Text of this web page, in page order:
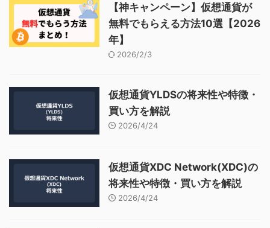
【神キャンペーン】仮想通貨が
無料でもらえる方法10選【2026
年】
2026/2/3
仮想通貨YLDSの将来性や特徴・
買い方を解説
2026/4/24
仮想通貨XDC Network(XDC)の
将来性や特徴・買い方を解説
2026/4/24